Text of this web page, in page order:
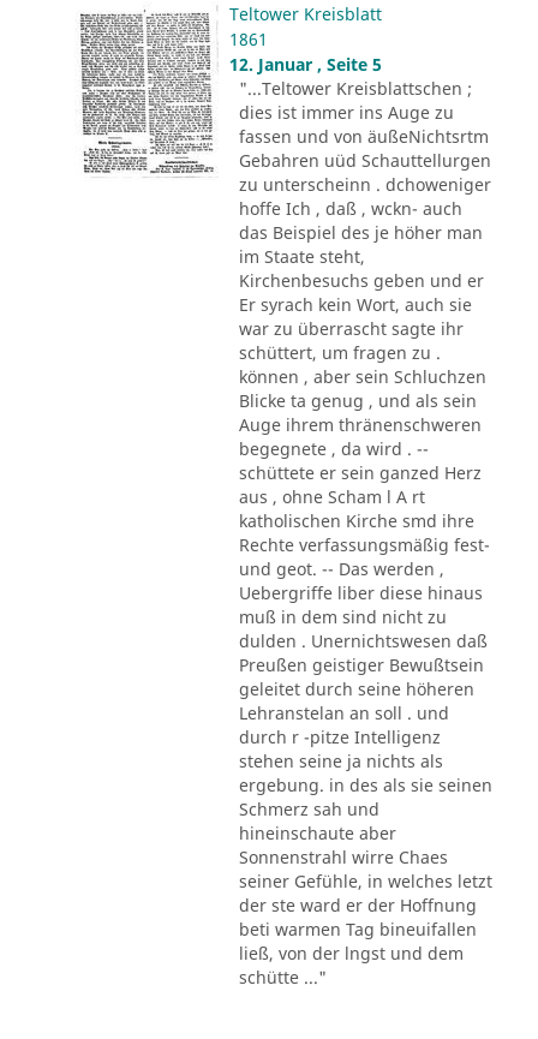
Teltower Kreisblatt
1861
12. Januar , Seite 5
"...Teltower Kreisblattschen ;
dies ist immer ins Auge zu
fassen und von äußeNichtsrtm
Gebahren uüd Schauttellurgen
zu unterscheinn . dchoweniger
hoffe Ich , daß , wckn- auch
das Beispiel des je höher man
im Staate steht,
Kirchenbesuchs geben und er
Er syrach kein Wort, auch sie
war zu überrascht sagte ihr
schüttert, um fragen zu .
können , aber sein Schluchzen
Blicke ta genug , und als sein
Auge ihrem thränenschweren
begegnete , da wird . --
schüttete er sein ganzed Herz
aus , ohne Scham l A rt
katholischen Kirche smd ihre
Rechte verfassungsmäßig fest-
und geot. -- Das werden ,
Uebergriffe liber diese hinaus
muß in dem sind nicht zu
dulden . Unernichtswesen daß
Preußen geistiger Bewußtsein
geleitet durch seine höheren
Lehranstelan an soll . und
durch r -pitze Intelligenz
stehen seine ja nichts als
ergebung. in des als sie seinen
Schmerz sah und
hineinschaute aber
Sonnenstrahl wirre Chaes
seiner Gefühle, in welches letzt
der ste ward er der Hoffnung
beti warmen Tag bineuifallen
ließ, von der lngst und dem
schütte ..."